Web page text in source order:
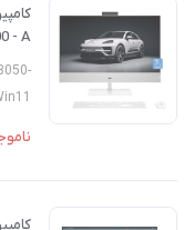
- A